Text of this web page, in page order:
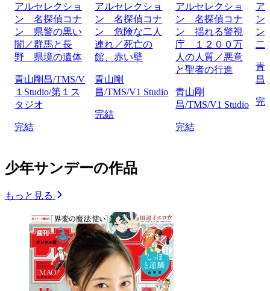
アルセレクショ
ン 名探偵コナ
ン 県警の黒い
闇／群馬と長
野 県境の遺体
青山剛昌/TMS/V
１Studio/第１ス
タジオ
完結
アルセレクショ
ン 名探偵コナ
ン 危険な二人
連れ／死亡の
館、赤い壁
青山剛
昌/TMS/V1 Studio
完結
アルセレクショ
ン 名探偵コナ
ン 揺れる警視
庁 １２００万
人の人質／悪意
と聖者の行進
青山剛
昌/TMS/V1 Studio
完結
ア
ン
ン
二
青
昌
完
少年サンデーの作品
もっと見る